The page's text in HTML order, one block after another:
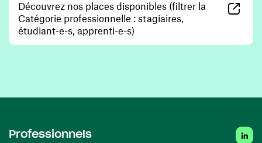
Découvrez nos places disponibles (filtrer la
Catégorie professionnelle : stagiaires,
étudiant-e-s, apprenti-e-s)
Professionnels